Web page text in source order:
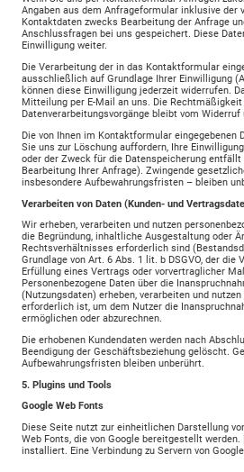
Angaben aus dem Anfrageformular inklusive der
Kontaktdaten zwecks Bearbeitung der Anfrage
Anschlussfragen bei uns gespeichert. Diese
Einwilligung weiter.
Die Verarbeitung der in das Kontaktformular
ausschließlich auf Grundlage Ihrer Einwilligung
können diese Einwilligung jederzeit widerrufen.
Mitteilung per E-Mail an uns. Die
Datenverarbeitungsvorgänge bleibt vom Widerruf
Die von Ihnen im Kontaktformular eingegebenen
Sie uns zur Löschung auffordern, Ihre
oder der Zweck für die Datenspeicherung
Bearbeitung Ihrer Anfrage). Zwingende
insbesondere Aufbewahrungsfristen – bleiben
Verarbeiten von Daten (Kunden- und
Wir erheben, verarbeiten und nutzen
die Begründung, inhaltliche Ausgestaltung oder
Rechtsverhältnisses erforderlich sind
Grundlage von Art. 6 Abs. 1 lit. b DSGVO, der die
Erfüllung eines Vertrags oder vorvertraglicher
Personenbezogene Daten über die
(Nutzungsdaten) erheben, verarbeiten und
erforderlich ist, um dem Nutzer die
ermöglichen oder abzurechnen.
Die erhobenen Kundendaten werden nach
Beendigung der Geschäftsbeziehung gelöscht.
Aufbewahrungsfristen bleiben unberührt.
5. Plugins und Tools
Google Web Fonts
Diese Seite nutzt zur einheitlichen Darstellung
Web Fonts, die von Google bereitgestellt werden.
installiert. Eine Verbindung zu Servern von